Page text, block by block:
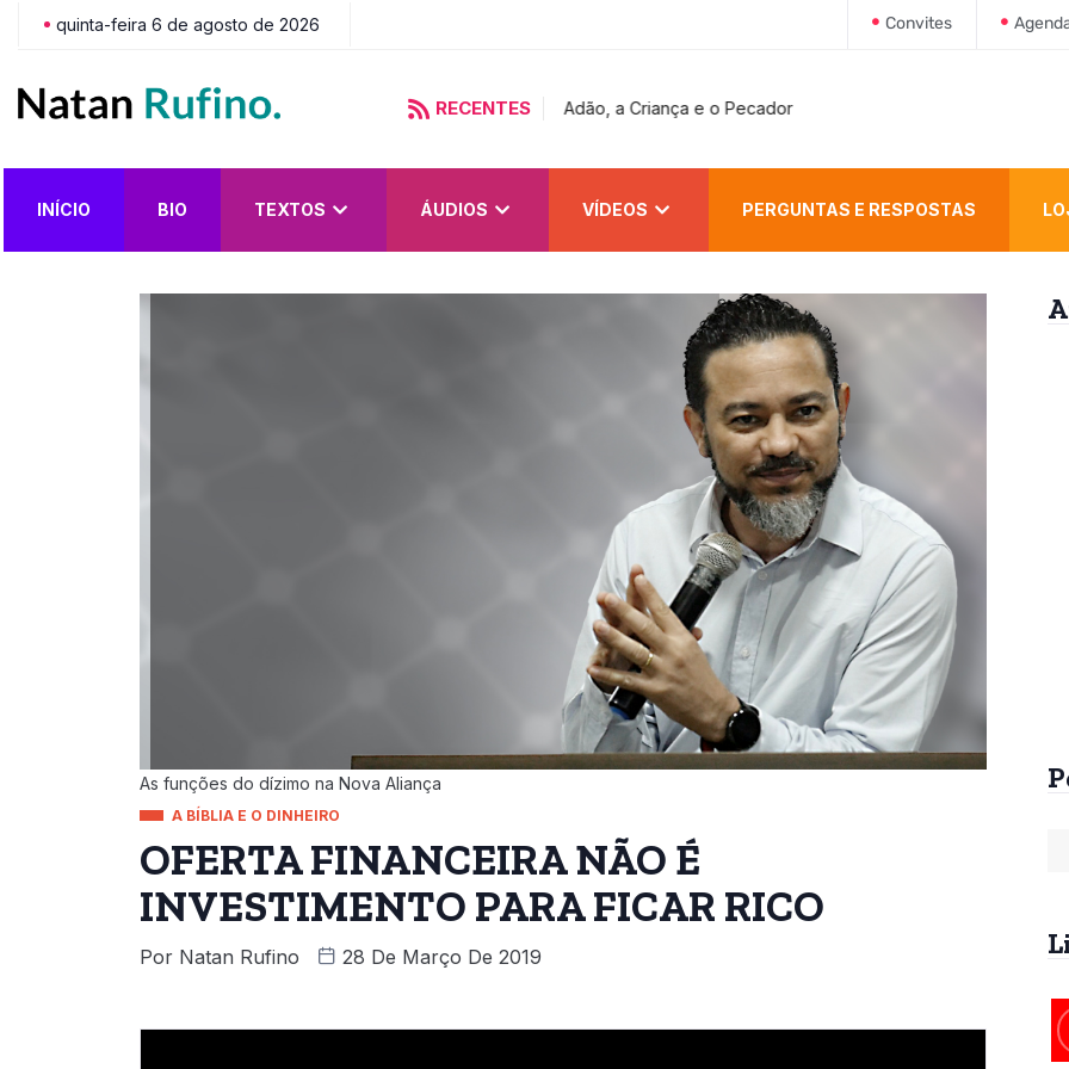
quinta-feira 6 de agosto de 2026 Convites
RECENTES Adão, a Criança e o Pecador
INÍCIO BIO TEXTOS ÁUDIOS VÍDEOS PERGUNTAS E RESPOSTAS
Arrebatamento Pré-
Tribulacional na
Patrística
R$25,00
Arrebatamento
R$
As funções do dízimo na Nova Aliança
A BÍBLIA E O DINHEIRO
OFERTA FINANCEIRA NÃO É
INVESTIMENTO PARA FICAR RICO
Por Natan Rufino 28 De Março De 2019